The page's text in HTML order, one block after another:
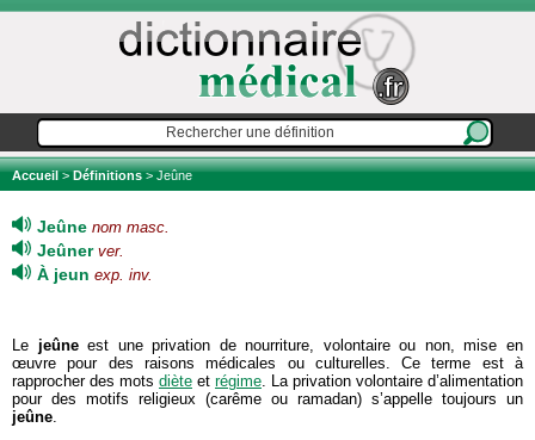
Accueil>Définitions> Jeûne
Jeûne nom masc.
Jeûner ver.
À jeun exp. inv.
Le jeûneest une privation de nourriture, volontaire ou non, mise en
œuvre pour des raisons médicales ou culturelles. Ce terme est à
rapprocher des mots diète et régime. La privation volontaire d’alimentation
pour des motifs religieux (carême ou ramadan) s’appelle toujours un
jeûne.